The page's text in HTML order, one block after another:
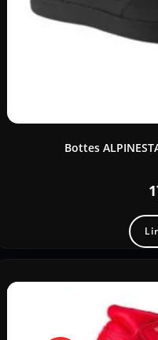
Bottes